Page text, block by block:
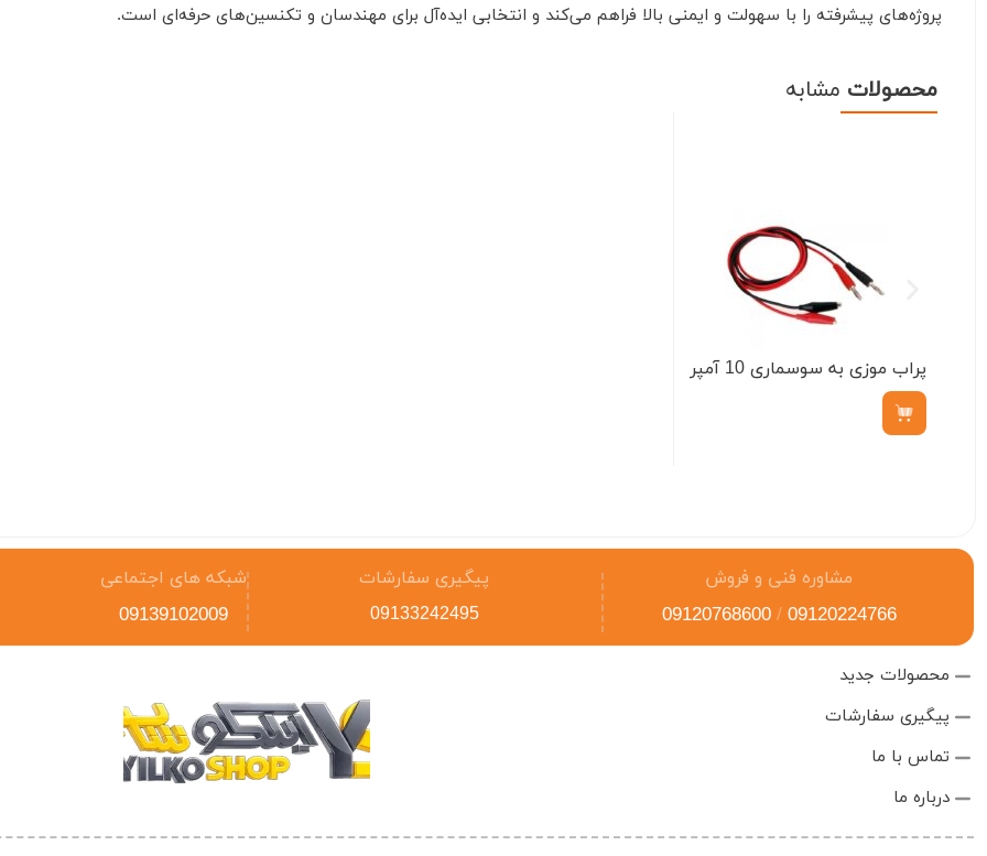
پروژه‌های پیشرفته را با سهولت و ایمنی بالا فراهم می‌کند و انتخابی ایده‌آل برای مهندسان و تکنسین‌های حرفه‌ای است.
محصولات مشابه
پراب موزی به سوسماری 10 آمپر
مشاوره فنی و فروش
09120224766
/
09120768600
پیگیری سفارشات
09133242495
شبکه های اجتماعی
09139102009
محصولات جدید
پیگیری سفارشات
تماس با ما
درباره ما